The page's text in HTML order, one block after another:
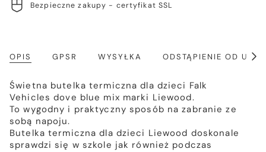
Bezpieczne zakupy - certyfikat SSL
OPIS GPSR WYSYŁKA ODSTĄPIENIE OD
Świetna butelka termiczna dla dzieci Falk
Vehicles dove blue mix marki Liewood.
To wygodny i praktyczny sposób na zabranie ze
sobą napoju.
Butelka termiczna dla dzieci Liewood doskonale
sprawdzi się w szkole jak również podczas